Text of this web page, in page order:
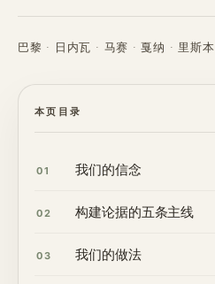
巴黎 · 日内瓦 · 马赛 · 戛纳 · 里斯本
本页目录
01 我们的信念
02 构建论据的五条主线
03 我们的做法